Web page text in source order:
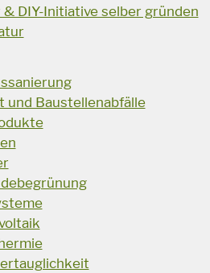
& DIY-Initiative selber gründen
und Baustellenabfälle